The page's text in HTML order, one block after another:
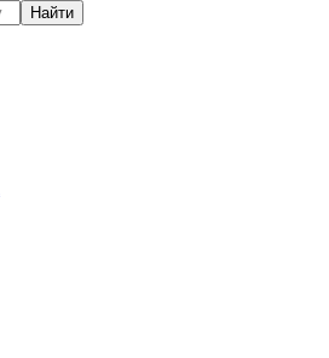
Найти